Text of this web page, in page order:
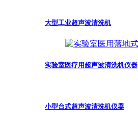
大型工业超声波清洗机
实验室医疗用超声波清洗机仪器
小型台式超声波清洗机仪器